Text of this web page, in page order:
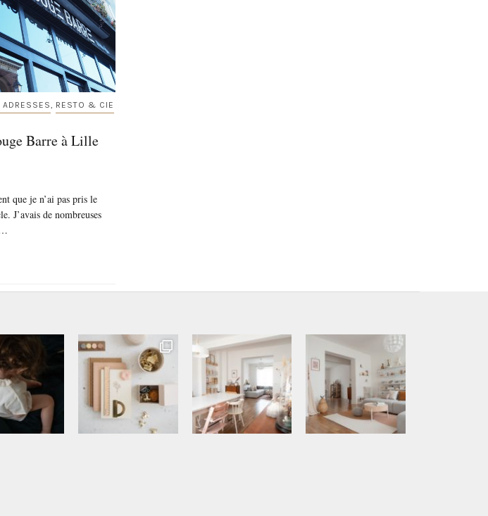
, RESTO & CIE
Barre à Lille
que je n’ai pas pris le
J’avais de nombreuses